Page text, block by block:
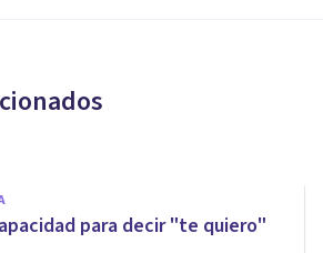
para decir "te quiero"